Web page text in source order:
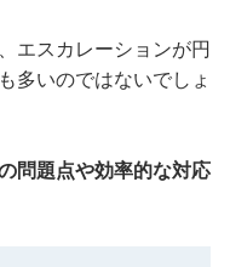
エスカレーションが円
多いのではないでしょ
問題点や効率的な対応